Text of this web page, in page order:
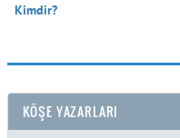
Kimdir?
KÖŞE YAZARLARI